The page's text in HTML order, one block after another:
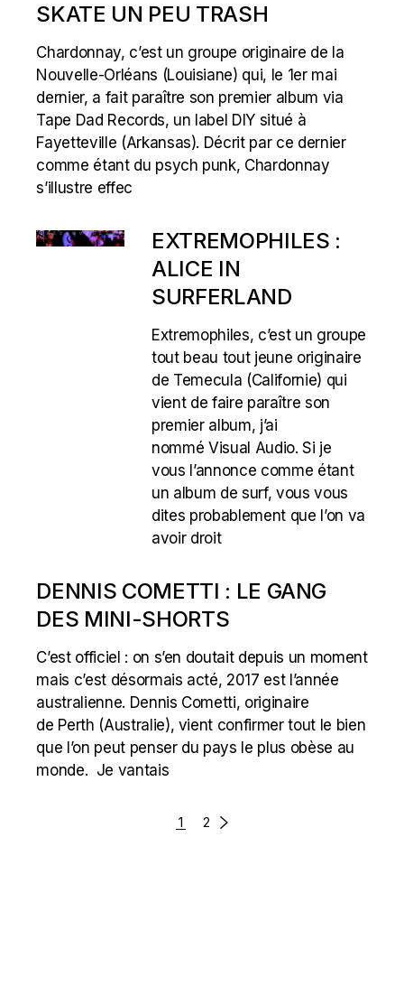
SKATE UN PEU TRASH
Chardonnay, c’est un groupe originaire de la
Nouvelle-Orléans (Louisiane) qui, le 1er mai
dernier, a fait paraître son premier album via
Tape Dad Records, un label DIY situé à
Fayetteville (Arkansas). Décrit par ce dernier
comme étant du psych punk, Chardonnay
s’illustre effec
EXTREMOPHILES :
ALICE IN
SURFERLAND
Extremophiles, c’est un groupe
tout beau tout jeune originaire
de Temecula (Californie) qui
vient de faire paraître son
premier album, j’ai
nommé Visual Audio. Si je
vous l’annonce comme étant
un album de surf, vous vous
dites probablement que l’on va
avoir droit
DENNIS COMETTI : LE GANG
DES MINI-SHORTS
C’est officiel : on s’en doutait depuis un moment
mais c’est désormais acté, 2017 est l’année
australienne. Dennis Cometti, originaire
de Perth (Australie), vient confirmer tout le bien
que l’on peut penser du pays le plus obèse au
monde. Je vantais
1 2